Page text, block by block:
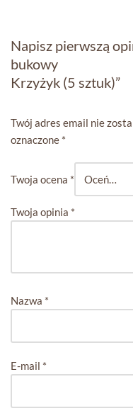
Napisz pierwszą
bukowy
Krzyżyk (5 sztuk)”
Twój adres email nie
oznaczone *
Twoja ocena *
Twoja opinia *
Nazwa *
E-mail *